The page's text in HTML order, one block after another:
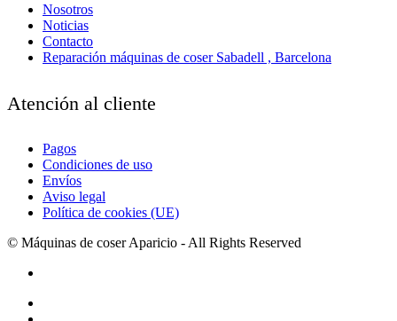
Nosotros
Noticias
Contacto
Reparación máquinas de coser Sabadell , Barcelona
Atención al cliente
Pagos
Condiciones de uso
Envíos
Aviso legal
Política de cookies (UE)
© Máquinas de coser Aparicio - All Rights Reserved